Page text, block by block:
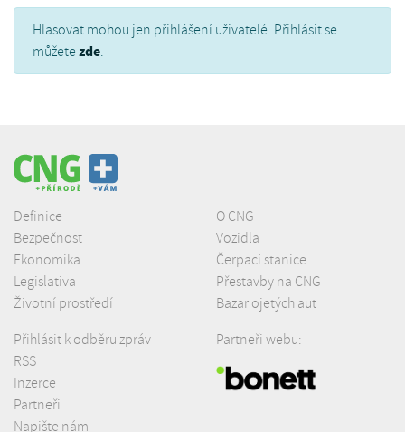
Hlasovat mohou jen přihlášení uživatelé. Přihlásit se
můžetezde.
Definice
Bezpečnost
Ekonomika
Legislativa
Životní prostředí
O CNG
Vozidla
Čerpací stanice
Přestavby na CNG
Bazar ojetých aut
Přihlásit k odběru zpráv
RSS
Inzerce
Partneři
Napište nám
Partneři webu: